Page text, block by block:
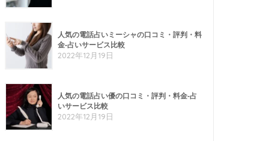
人気の電話占いミーシャの口コミ・評判・料
金-占いサービス比較
2022年12月19日
人気の電話占い優の口コミ・評判・料金-占
いサービス比較
2022年12月19日